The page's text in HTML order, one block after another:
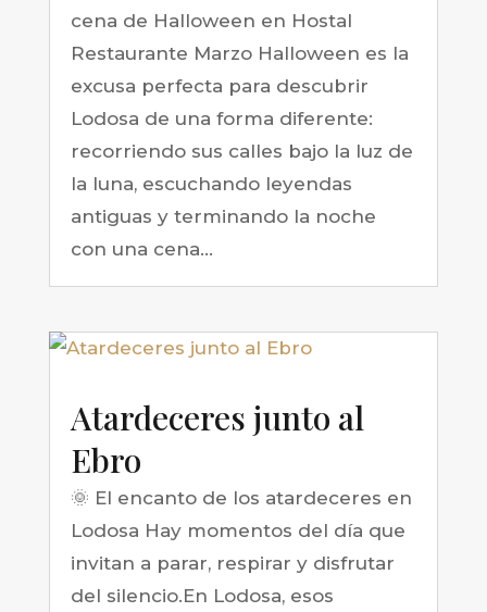
cena de Halloween en Hostal
Restaurante Marzo Halloween es la
excusa perfecta para descubrir
Lodosa de una forma diferente:
recorriendo sus calles bajo la luz de
la luna, escuchando leyendas
antiguas y terminando la noche
con una cena...
Atardeceres junto al
Ebro
🌞 El encanto de los atardeceres en
Lodosa Hay momentos del día que
invitan a parar, respirar y disfrutar
del silencio.En Lodosa, esos